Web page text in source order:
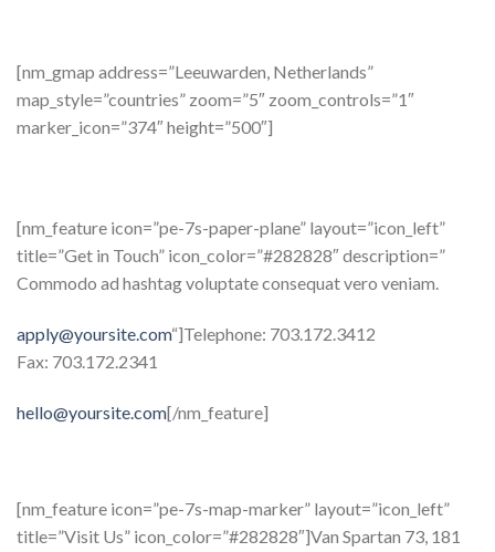
[nm_gmap address=”Leeuwarden, Netherlands”
map_style=”countries” zoom=”5″ zoom_controls=”1″
marker_icon=”374″ height=”500″]
[nm_feature icon=”pe-7s-paper-plane” layout=”icon_left”
title=”Get in Touch” icon_color=”#282828″ description=”
Commodo ad hashtag voluptate consequat vero veniam.
apply@yoursite.com“]Telephone: 703.172.3412
Fax: 703.172.2341
hello@yoursite.com[/nm_feature]
[nm_feature icon=”pe-7s-map-marker” layout=”icon_left”
title=”Visit Us” icon_color=”#282828″]Van Spartan 73, 181